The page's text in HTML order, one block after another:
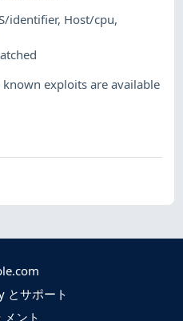
identifier, Host/cpu,
known exploits are available
とサポート
メント